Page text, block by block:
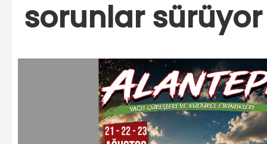
sorunlar sürüyor